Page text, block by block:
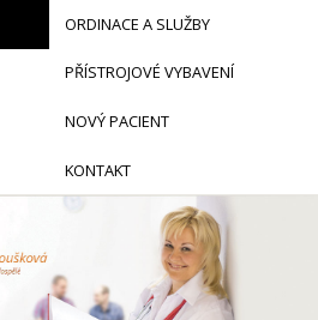
ORDINACE A SLUŽBY
PŘÍSTROJOVÉ VYBAVENÍ
NOVÝ PACIENT
KONTAKT